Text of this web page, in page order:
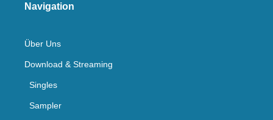
Navigation
Über Uns
Download & Streaming
Singles
Sampler